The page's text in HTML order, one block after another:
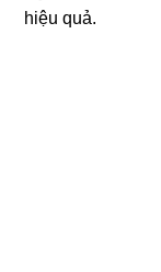
hiệu quả.